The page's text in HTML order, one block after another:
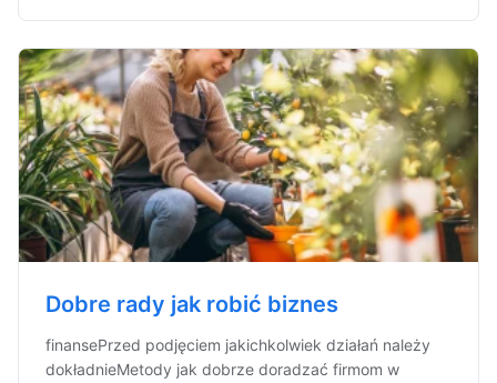
Dobre rady jak robić biznes
finansePrzed podjęciem jakichkolwiek działań należy
dokładnieMetody jak dobrze doradzać firmom w